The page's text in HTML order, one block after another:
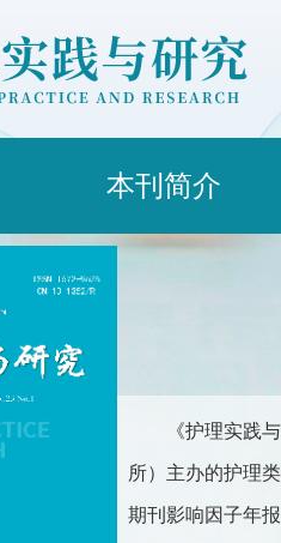
本刊简介
《护理实践
所）主办的护理
期刊影响因子年